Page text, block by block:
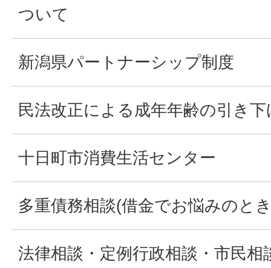
ついて
新潟県パートナーシップ制度
民法改正による成年年齢の引き
十日町市消費生活センター
多重債務相談(借金でお悩みのと
法律相談・定例行政相談・市民相